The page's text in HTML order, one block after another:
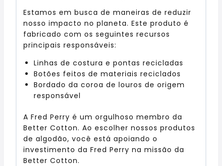
Estamos em busca de maneiras de reduzir
nosso impacto no planeta. Este produto é
fabricado com os seguintes recursos
principais responsáveis:
Linhas de costura e pontas recicladas
Botões feitos de materiais reciclados
Bordado da coroa de louros de origem
responsável
A Fred Perry é um orgulhoso membro da
Better Cotton. Ao escolher nossos produtos
de algodão, você está apoiando o
investimento da Fred Perry na missão da
Better Cotton.